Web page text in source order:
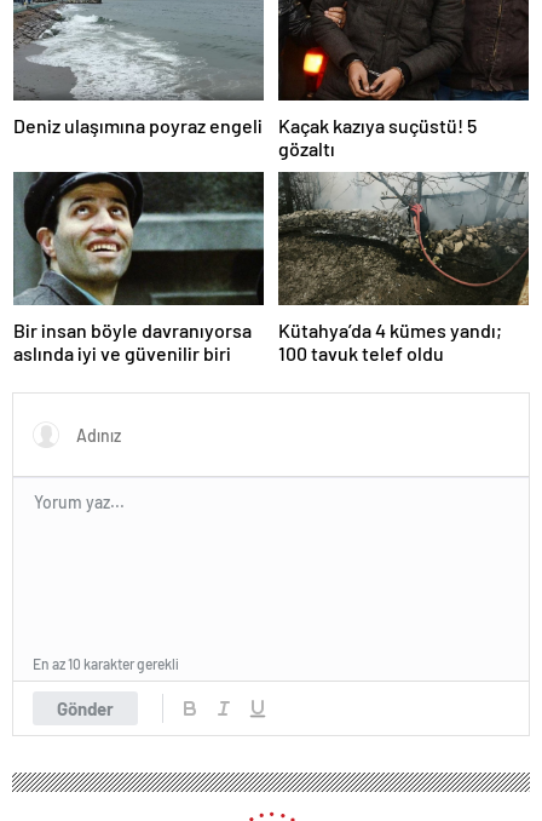
Deniz ulaşımına poyraz engeli
Kaçak kazıya suçüstü! 5
gözaltı
Bir insan böyle davranıyorsa
aslında iyi ve güvenilir biri
Kütahya’da 4 kümes yandı;
100 tavuk telef oldu
Gönder
En az 10 karakter gerekli